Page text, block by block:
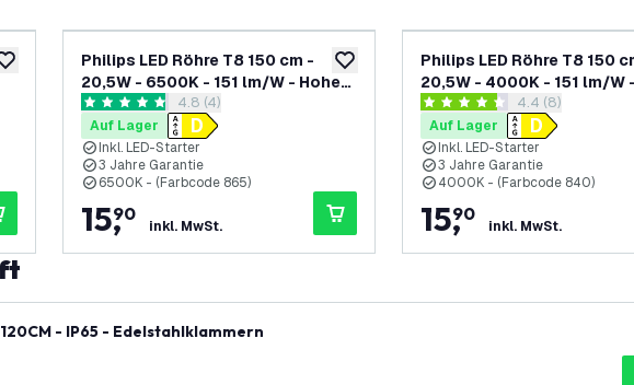
Wunschliste hinzufügen zur Wunschliste hinzufügen
Philips LED Röhre T8 150 cm -
20,5W - 6500K - 151 lm/W - Hohe
Effizienz Bewertungsbereich öffnen
4.8 Bewertungssterne
4.8 (4)
Auf Lager
Inkl. LED-Starter
3 Jahre Garantie
6500K - (Farbcode 865)
15,
90
inkl. MwSt.
Philips LED Röhre T8 150
20,5W - 4000K - 151 lm/W
Effizienz
4.4 Bewertungssterne
4.4 (8)
Auf Lager
Inkl. LED-Starter
3 Jahre Garantie
4000K - (Farbcode 840)
15,
90
inkl. MwSt.
- IP65 - Edelstahlklammern